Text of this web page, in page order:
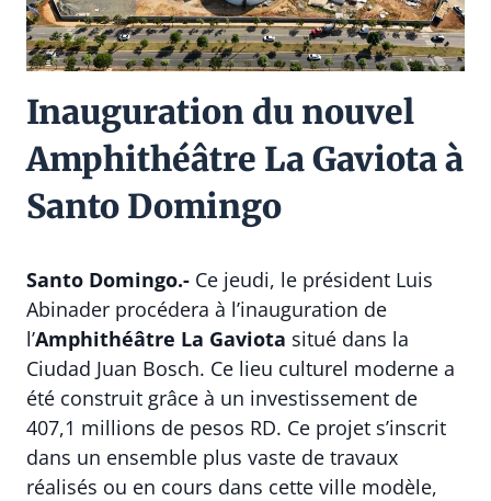
Inauguration du nouvel
Amphithéâtre La Gaviota à
Santo Domingo
Santo Domingo.- Ce jeudi, le président Luis
Abinader procédera à l’inauguration de
l’Amphithéâtre La Gaviota situé dans la
Ciudad Juan Bosch. Ce lieu culturel moderne a
été construit grâce à un investissement de
407,1 millions de pesos RD. Ce projet s’inscrit
dans un ensemble plus vaste de travaux
réalisés ou en cours dans cette ville modèle,